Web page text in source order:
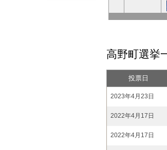
高野町選挙
投票日
2023年4月23日
2022年4月17日
2022年4月17日